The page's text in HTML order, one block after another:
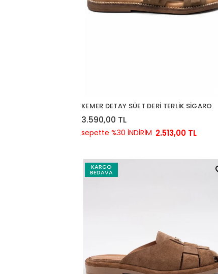
KEMER DETAY SÜET DERİ TERLİK SİGARO
3.590,00 TL
sepette %30 İNDİRİM 2.513,00 TL
KARGO
BEDAVA